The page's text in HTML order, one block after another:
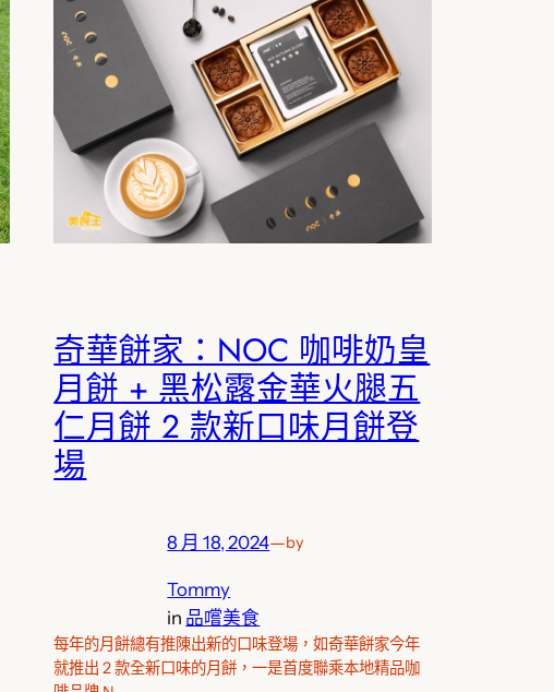
奇華餅家：NOC 咖啡奶皇
月餅 + 黑松露金華火腿五
仁月餅 2 款新口味月餅登
場
8 月 18, 2024—by
Tommy
in 品嚐美食
每年的月餅總有推陳出新的口味登場，如奇華餅家今年
就推出 2 款全新口味的月餅，一是首度聯乘本地精品咖